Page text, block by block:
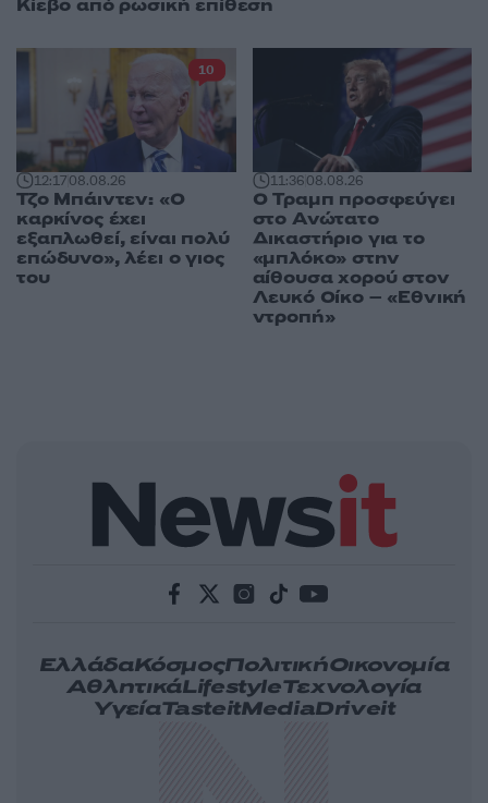
Κίεβο από ρωσική επίθεση
12:1708.08.26
Τζο Μπάιντεν: «Ο
καρκίνος έχει
εξαπλωθεί, είναι πολύ
επώδυνο», λέει ο γιος
του
10
11:3608.08.26
Ο Τραμπ προσφεύγει
στο Ανώτατο
Δικαστήριο για το
«μπλόκο» στην
αίθουσα χορού στον
Λευκό Οίκο – «Εθνική
ντροπή»
ΕλλάδαΚόσμοςΠολιτικήΟικονομία
ΑθλητικάLifestyleΤεχνολογία
ΥγείαTasteitMediaDriveit